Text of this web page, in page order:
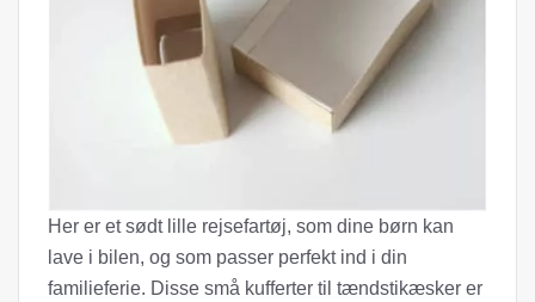
Her er et sødt lille rejsefartøj, som dine børn kan
lave i bilen, og som passer perfekt ind i din
familieferie. Disse små kufferter til tændstikæsker er